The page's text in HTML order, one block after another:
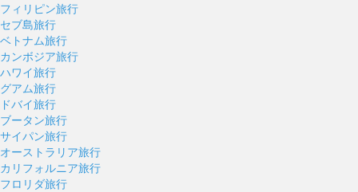
フィリピン旅行
セブ島旅行
ベトナム旅行
カンボジア旅行
ハワイ旅行
グアム旅行
ドバイ旅行
ブータン旅行
サイパン旅行
オーストラリア旅行
カリフォルニア旅行
フロリダ旅行